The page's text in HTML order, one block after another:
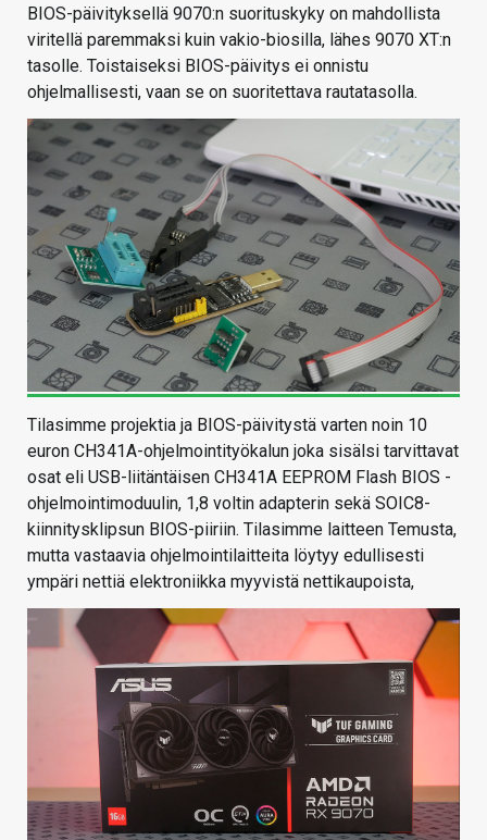
BIOS-päivityksellä 9070:n suorituskyky on mahdollista
viritellä paremmaksi kuin vakio-biosilla, lähes 9070 XT:n
tasolle. Toistaiseksi BIOS-päivitys ei onnistu
ohjelmallisesti, vaan se on suoritettava rautatasolla.
Tilasimme projektia ja BIOS-päivitystä varten noin 10
euron CH341A-ohjelmointityökalun joka sisälsi tarvittavat
osat eli USB-liitäntäisen CH341A EEPROM Flash BIOS -
ohjelmointimoduulin, 1,8 voltin adapterin sekä SOIC8-
kiinnitysklipsun BIOS-piiriin. Tilasimme laitteen Temusta,
mutta vastaavia ohjelmointilaitteita löytyy edullisesti
ympäri nettiä elektroniikka myyvistä nettikaupoista,